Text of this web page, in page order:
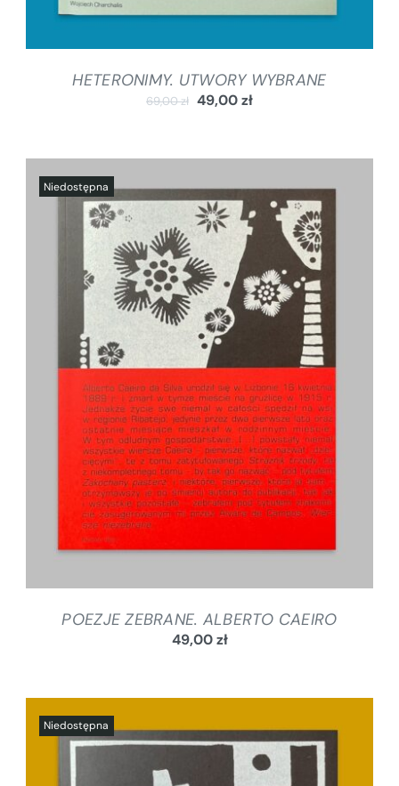
HETERONIMY. UTWORY WYBRANE
69,00zł 49,00zł
POEZJE ZEBRANE. ALBERTO CAEIRO
49,00zł